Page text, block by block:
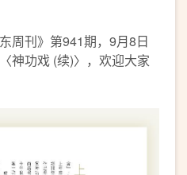
周刊》第941期，9月8日
神功戏 (续)〉，欢迎大家